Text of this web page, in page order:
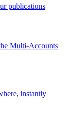
publications
Multi-Accounts
instantly